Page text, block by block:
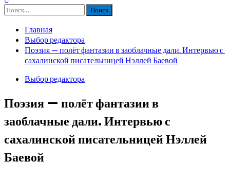
Найти:
Главная
Выбор редактора
Поэзия — полёт фантазии в заоблачные дали. Интервью с
сахалинской писательницей Нэллей Баевой
Выбор редактора
Поэзия — полёт фантазии в
заоблачные дали. Интервью с
сахалинской писательницей Нэллей
Баевой